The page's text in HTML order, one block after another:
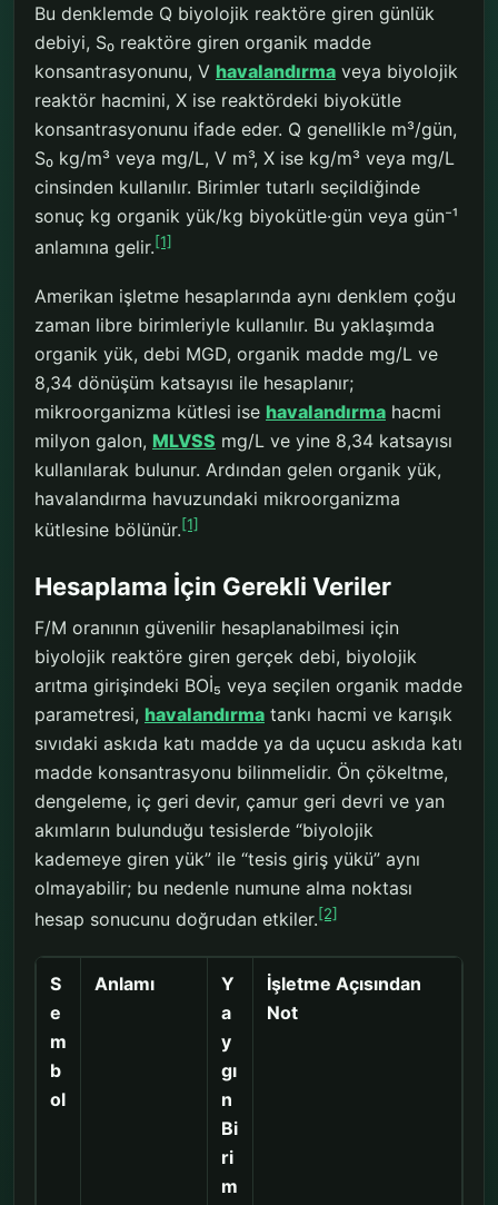
Bu denklemde Q biyolojik reaktöre giren günlük
debiyi, S₀ reaktöre giren organik madde
konsantrasyonunu, V havalandırma veya biyolojik
reaktör hacmini, X ise reaktördeki biyokütle
konsantrasyonunu ifade eder. Q genellikle m³/gün,
S₀ kg/m³ veya mg/L, V m³, X ise kg/m³ veya mg/L
cinsinden kullanılır. Birimler tutarlı seçildiğinde
sonuç kg organik yük/kg biyokütle·gün veya gün⁻¹
anlamına gelir.[1]
Amerikan işletme hesaplarında aynı denklem çoğu
zaman libre birimleriyle kullanılır. Bu yaklaşımda
organik yük, debi MGD, organik madde mg/L ve
8,34 dönüşüm katsayısı ile hesaplanır;
mikroorganizma kütlesi ise havalandırma hacmi
milyon galon, MLVSS mg/L ve yine 8,34 katsayısı
kullanılarak bulunur. Ardından gelen organik yük,
havalandırma havuzundaki mikroorganizma
kütlesine bölünür.[1]
Hesaplama İçin Gerekli Veriler
F/M oranının güvenilir hesaplanabilmesi için
biyolojik reaktöre giren gerçek debi, biyolojik
arıtma girişindeki BOİ₅ veya seçilen organik madde
parametresi, havalandırma tankı hacmi ve karışık
sıvıdaki askıda katı madde ya da uçucu askıda katı
madde konsantrasyonu bilinmelidir. Ön çökeltme,
dengeleme, iç geri devir, çamur geri devri ve yan
akımların bulunduğu tesislerde “biyolojik
kademeye giren yük” ile “tesis giriş yükü” aynı
olmayabilir; bu nedenle numune alma noktası
hesap sonucunu doğrudan etkiler.[2]
S
e
m
b
ol
Anlamı
Y
a
y
gı
n
Bi
ri
m
İşletme Açısından
Not